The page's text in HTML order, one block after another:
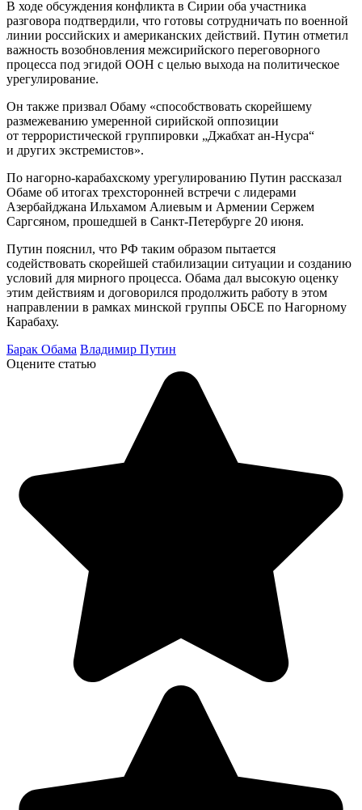
В ходе обсуждения конфликта в Сирии оба участника
разговора подтвердили, что готовы сотрудничать по военной
линии российских и американских действий. Путин отметил
важность возобновления межсирийского переговорного
процесса под эгидой ООН с целью выхода на политическое
урегулирование.
Он также призвал Обаму «способствовать скорейшему
размежеванию умеренной сирийской оппозиции
от террористической группировки „Джабхат ан-Нусра“
и других экстремистов».
По нагорно-карабахскому урегулированию Путин рассказал
Обаме об итогах трехсторонней встречи с лидерами
Азербайджана Ильхамом Алиевым и Армении Сержем
Саргсяном, прошедшей в Санкт-Петербурге 20 июня.
Путин пояснил, что РФ таким образом пытается
содействовать скорейшей стабилизации ситуации и созданию
условий для мирного процесса. Обама дал высокую оценку
этим действиям и договорился продолжить работу в этом
направлении в рамках минской группы ОБСЕ по Нагорному
Карабаху.
Барак Обама Владимир Путин
Оцените статью